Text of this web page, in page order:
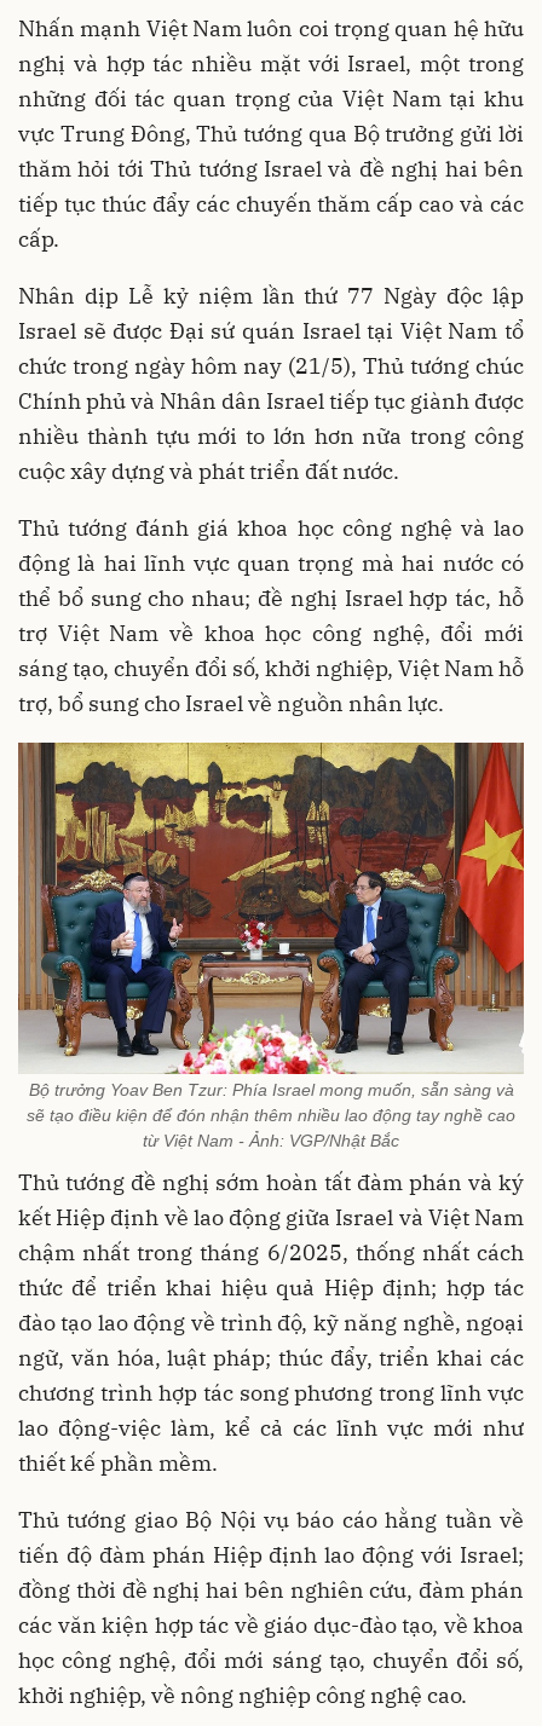
Nhấn mạnh Việt Nam luôn coi trọng quan hệ hữu
nghị và hợp tác nhiều mặt với Israel, một trong
những đối tác quan trọng của Việt Nam tại khu
vực Trung Đông, Thủ tướng qua Bộ trưởng gửi lời
thăm hỏi tới Thủ tướng Israel và đề nghị hai bên
tiếp tục thúc đẩy các chuyến thăm cấp cao và các
cấp.
Nhân dịp Lễ kỷ niệm lần thứ 77 Ngày độc lập
Israel sẽ được Đại sứ quán Israel tại Việt Nam tổ
chức trong ngày hôm nay (21/5), Thủ tướng chúc
Chính phủ và Nhân dân Israel tiếp tục giành được
nhiều thành tựu mới to lớn hơn nữa trong công
cuộc xây dựng và phát triển đất nước.
Thủ tướng đánh giá khoa học công nghệ và lao
động là hai lĩnh vực quan trọng mà hai nước có
thể bổ sung cho nhau; đề nghị Israel hợp tác, hỗ
trợ Việt Nam về khoa học công nghệ, đổi mới
sáng tạo, chuyển đổi số, khởi nghiệp, Việt Nam hỗ
trợ, bổ sung cho Israel về nguồn nhân lực.
Bộ trưởng Yoav Ben Tzur: Phía Israel mong muốn, sẵn sàng và
sẽ tạo điều kiện để đón nhận thêm nhiều lao động tay nghề cao
từ Việt Nam - Ảnh: VGP/Nhật Bắc
Thủ tướng đề nghị sớm hoàn tất đàm phán và ký
kết Hiệp định về lao động giữa Israel và Việt Nam
chậm nhất trong tháng 6/2025, thống nhất cách
thức để triển khai hiệu quả Hiệp định; hợp tác
đào tạo lao động về trình độ, kỹ năng nghề, ngoại
ngữ, văn hóa, luật pháp; thúc đẩy, triển khai các
chương trình hợp tác song phương trong lĩnh vực
lao động-việc làm, kể cả các lĩnh vực mới như
thiết kế phần mềm.
Thủ tướng giao Bộ Nội vụ báo cáo hằng tuần về
tiến độ đàm phán Hiệp định lao động với Israel;
đồng thời đề nghị hai bên nghiên cứu, đàm phán
các văn kiện hợp tác về giáo dục-đào tạo, về khoa
học công nghệ, đổi mới sáng tạo, chuyển đổi số,
khởi nghiệp, về nông nghiệp công nghệ cao.